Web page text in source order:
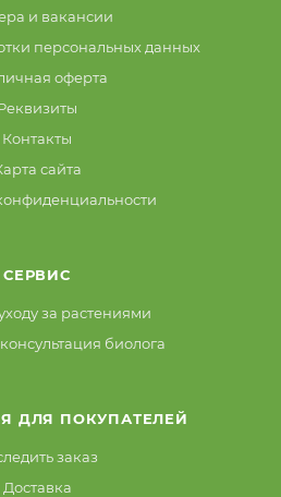
и вакансии
персональных данных
оферта
Контакты
сайта
СЕРВИС
за растениями
биолога
ДЛЯ ПОКУПАТЕЛЕЙ
заказ
Доставка